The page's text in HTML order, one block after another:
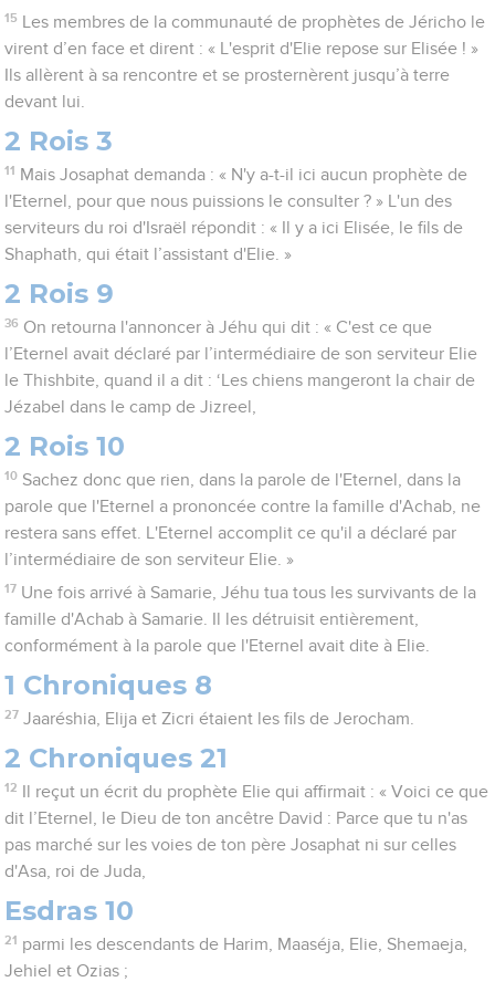
15
Les membres de la communauté de prophètes de Jéricho le
virent d’en face et dirent : « L'esprit d'Elie repose sur Elisée ! »
Ils allèrent à sa rencontre et se prosternèrent jusqu’à terre
devant lui.
2 Rois 3
11 Mais Josaphat demanda : « N'y a-t-il ici aucun prophète de
l'Eternel, pour que nous puissions le consulter ? » L'un des
serviteurs du roi d'Israël répondit : « Il y a ici Elisée, le fils de
Shaphath, qui était l’assistant d'Elie. »
2 Rois 9
36 On retourna l'annoncer à Jéhu qui dit : « C'est ce que
l’Eternel avait déclaré par l’intermédiaire de son serviteur Elie
le Thishbite, quand il a dit : ‘Les chiens mangeront la chair de
Jézabel dans le camp de Jizreel,
2 Rois 10
10 Sachez donc que rien, dans la parole de l'Eternel, dans la
parole que l'Eternel a prononcée contre la famille d'Achab, ne
restera sans effet. L'Eternel accomplit ce qu'il a déclaré par
l’intermédiaire de son serviteur Elie. »
17 Une fois arrivé à Samarie, Jéhu tua tous les survivants de la
famille d'Achab à Samarie. Il les détruisit entièrement,
conformément à la parole que l'Eternel avait dite à Elie.
1 Chroniques 8
27 Jaaréshia, Elija et Zicri étaient les fils de Jerocham.
2 Chroniques 21
12
Il reçut un écrit du prophète Elie qui affirmait : « Voici ce que
dit l’Eternel, le Dieu de ton ancêtre David : Parce que tu n'as
pas marché sur les voies de ton père Josaphat ni sur celles
d'Asa, roi de Juda,
Esdras 10
21 parmi les descendants de Harim, Maaséja, Elie, Shemaeja,
Jehiel et Ozias ;